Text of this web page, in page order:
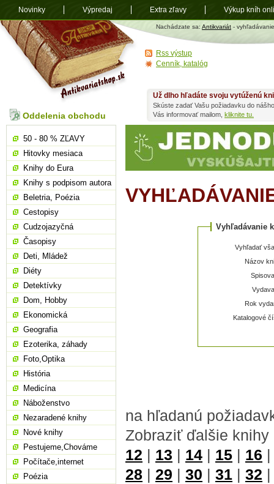
Antikvariát
shop.sk
Nachádzate sa: Antikvariát - vyhľadávanie
Vyhľadávanie
Vyhľadať
Názov
Rok
Katalogové
na hľadanú
Zobraziť ďalšie
12 | 13 | 14 | 15 | 16
28 | 29 | 30 | 31 | 32
Už dlho hľadáte svoju vytúženú
Skúste zadať Vašu požiadavku do
Vás informovať mailom, kliknite tu.
Oddelenia obchodu
50 - 80 % ZĽAVY
Hitovky mesiaca
Knihy do Eura
Knihy s podpisom autora
Beletria, Poézia
Cestopisy
Cudzojazyčná
Časopisy
Deti, Mládež
Diéty
Detektívky
Dom, Hobby
Ekonomická
Geografia
Ezoterika, záhady
Foto,Optika
História
Medicína
Náboženstvo
Nezaradené knihy
Nové knihy
Pestujeme,Chováme
Počítače,internet
Poézia
Rss výstup
Cenník, katalóg
Novinky Výpredaj Extra zľavy Výkup kníh